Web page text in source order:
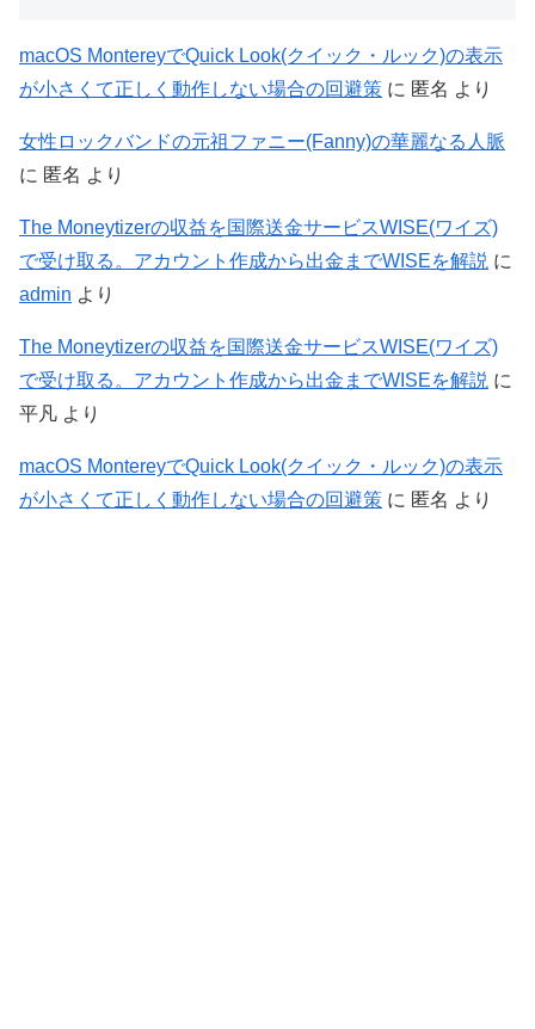
macOS MontereyでQuick Look(クイック・ルック)の表示
が小さくて正しく動作しない場合の回避策 に 匿名 より
女性ロックバンドの元祖ファニー(Fanny)の華麗なる人脈
に 匿名 より
The Moneytizerの収益を国際送金サービスWISE(ワイズ)
で受け取る。アカウント作成から出金までWISEを解説 に
admin より
The Moneytizerの収益を国際送金サービスWISE(ワイズ)
で受け取る。アカウント作成から出金までWISEを解説 に
平凡 より
macOS MontereyでQuick Look(クイック・ルック)の表示
が小さくて正しく動作しない場合の回避策 に 匿名 より